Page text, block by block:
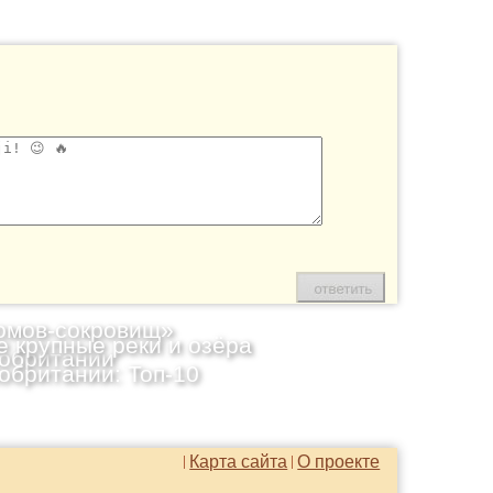
сокровищ»
крупные реки и озёра
Топ-10
О проекте
Карта сайта